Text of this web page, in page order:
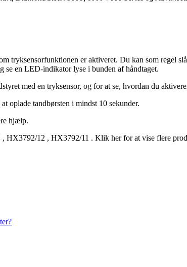
tryksensorfunktionen er aktiveret. Du kan som regel
en LED-indikator lyse i bunden af håndtaget.
med en tryksensor, og for at se, hvordan du
oplade tandbørsten i mindst 10 sekunder.
hjælp.
, HX3792/12 , HX3792/11 . Klik her for at vise flere